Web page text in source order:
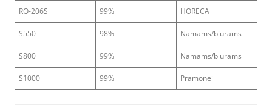
RO-206S 99% HORECA
S550 98% Namams/biurams
S800 99% Namams/biurams
S1000 99% Pramonei